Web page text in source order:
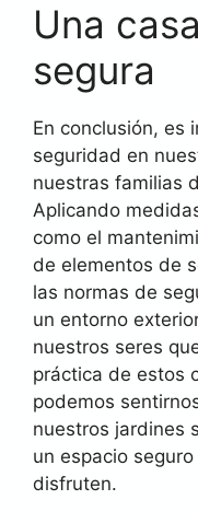
Una
segura
En conclusión, es
seguridad en
nuestras familias
Aplicando
como el
de elementos de
las normas de
un entorno
nuestros seres
práctica de estos
podemos
nuestros jardines
un espacio
disfruten.